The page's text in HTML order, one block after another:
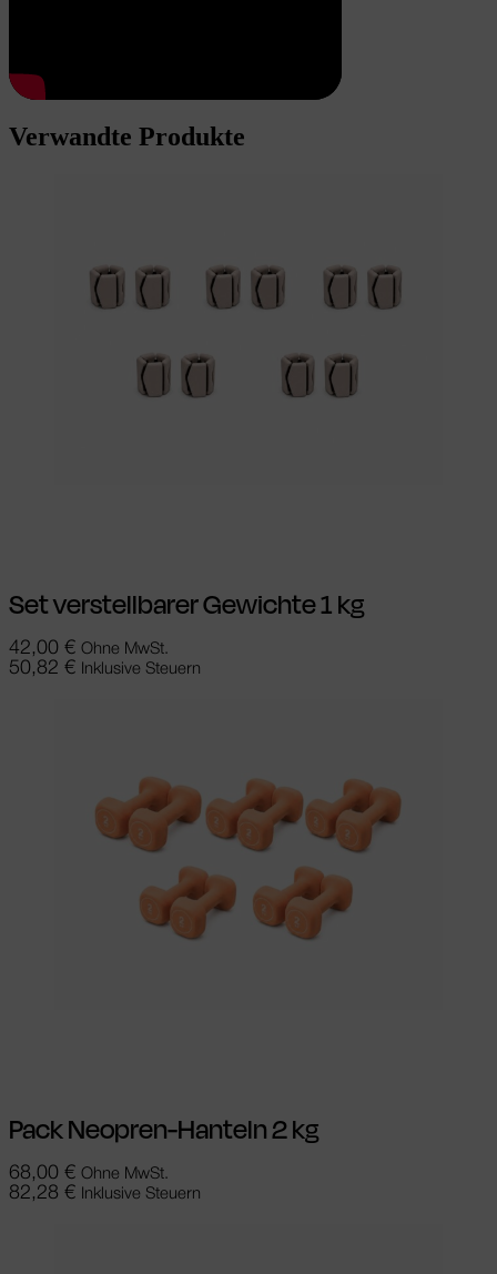
Verwandte Produkte
Set verstellbarer Gewichte 1 kg
42,00 € Ohne MwSt.
50,82 € Inklusive Steuern
Pack Neopren-Hanteln 2 kg
68,00 € Ohne MwSt.
82,28 € Inklusive Steuern